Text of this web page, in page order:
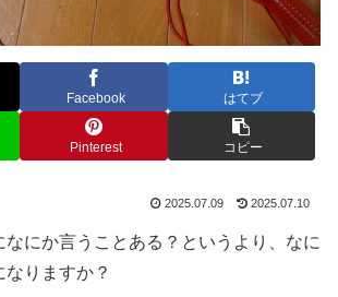
Facebook はてブ
Pinterest コピー
2025.07.09 2025.07.10
にか言うことある？というより、なに
りますか？